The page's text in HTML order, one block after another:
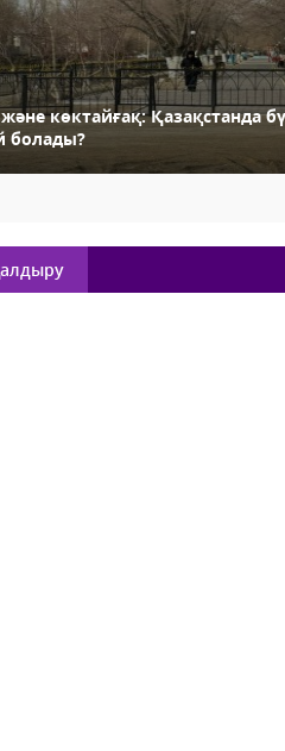
көктайғақ: Қазақстанда
болады?